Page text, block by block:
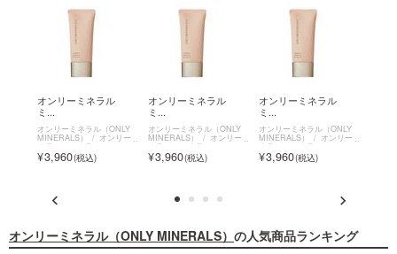
オンリーミネラル
ミ...
オンリーミネラル（ONLY
MINERALS） オンリーミ
ネラル ミネラルエッセン
スBBクリームN
3,960
オンリーミネラル
ミ...
オンリーミネラル（ONLY
MINERALS） オンリーミ
ネラル ミネラルエッセン
スBBクリームN
3,960
オンリーミネラル
ミ...
オンリーミネラル（ONLY
MINERALS） オンリーミ
ネラル ミネラルエッセン
スBBクリームN
3,960
オンリーミネラル（ONLY MINERALS） の人気商品ランキング